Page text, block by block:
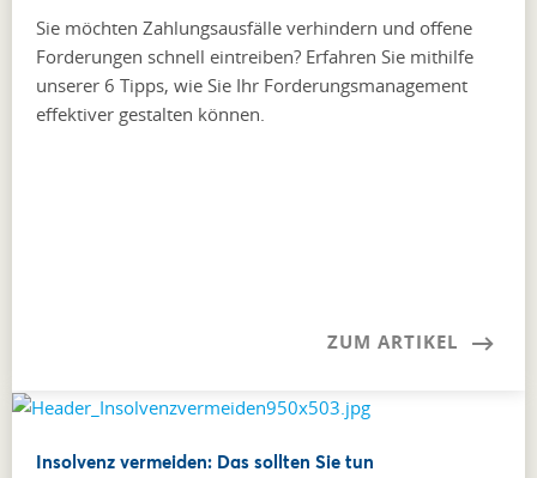
Sie möchten Zahlungsausfälle verhindern und offene
Forderungen schnell eintreiben? Erfahren Sie mithilfe
unserer 6 Tipps, wie Sie Ihr Forderungsmanagement
effektiver gestalten können.
ZUM ARTIKEL
Insolvenz vermeiden: Das sollten Sie tun